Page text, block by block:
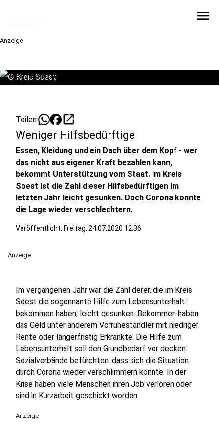
menu
Anzeige
© Kreis Soest
Teilen: open_in_new
Weniger Hilfsbedürftige
Essen, Kleidung und ein Dach über dem Kopf - wer
das nicht aus eigener Kraft bezahlen kann,
bekommt Unterstützung vom Staat. Im Kreis
Soest ist die Zahl dieser Hilfsbedürftigen im
letzten Jahr leicht gesunken. Doch Corona könnte
die Lage wieder verschlechtern.
Veröffentlicht: Freitag, 24.07.2020 12:36
Anzeige
Im vergangenen Jahr war die Zahl derer, die im Kreis
Soest die sogennante Hilfe zum Lebensunterhalt
bekommen haben, leicht gesunken. Bekommen haben
das Geld unter anderem Vorruheständler mit niedriger
Rente oder längerfristig Erkrankte. Die Hilfe zum
Lebensunterhalt soll den Grundbedarf vor decken.
Sozialverbände befürchten, dass sich die Situation
durch Corona wieder verschlimmern könnte. In der
Krise haben viele Menschen ihren Job verloren oder
sind in Kurzarbeit geschickt worden.
Anzeige